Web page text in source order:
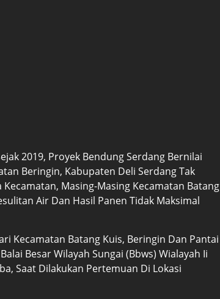
2019, Proyek Bendung Serdang Bernilai
Beringin, Kabupaten Deli Serdang Tak
Masing-Masing Kecamatan Batang
Air Dan Hasil Panen Tidak Maksimal
Kecamatan Batang Kuis, Beringin Dan Pantai
Besar Wilayah Sungai (Bbws) Wialayah Ii
Saat Dilakukan Pertemuan Di Lokasi